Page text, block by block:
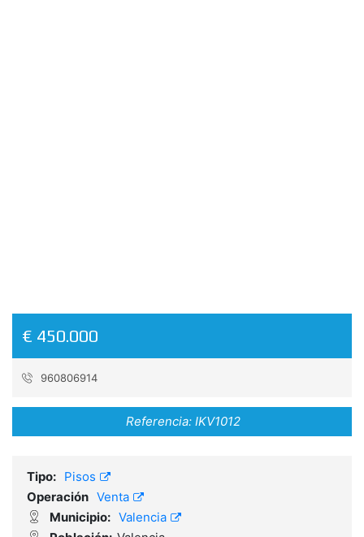
€ 450.000
960806914
Referencia: IKV1012
Tipo: Pisos
Operación Venta
Municipio: Valencia